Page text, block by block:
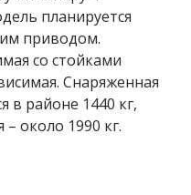
планируется
приводом.
со стойками
Снаряженная
в районе 1440 кг,
около 1990 кг.